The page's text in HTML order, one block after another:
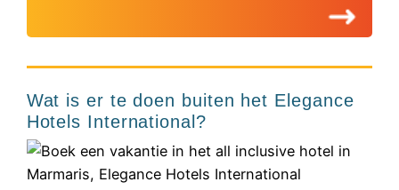
Wat is er te doen buiten het Elegance
Hotels International?